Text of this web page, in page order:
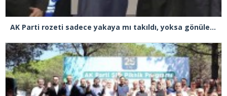
AK Parti rozeti sadece yakaya mı takıldı, yoksa gönüle takılmadı mı?